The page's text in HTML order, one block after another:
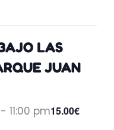
LAS
JUAN
-11:00 pm15.00€